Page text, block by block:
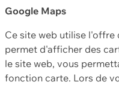
Google Maps
Ce site web utilise l'offre
permet d'afficher des
le site web, vous
fonction carte. Lors de